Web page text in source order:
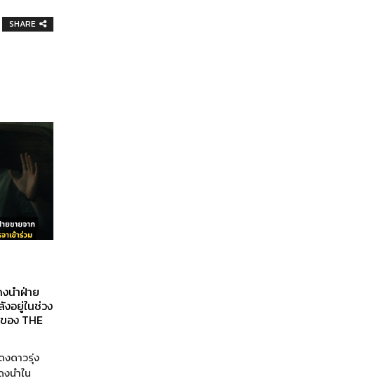
SHARE
นำฝ่าย
งอยู่ในช่วง
อง THE
งดาวรุ่ง
นำใน